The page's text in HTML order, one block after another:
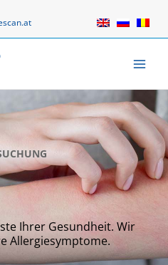
Ihrer Gesundheit. Wir
Allergiesymptome.